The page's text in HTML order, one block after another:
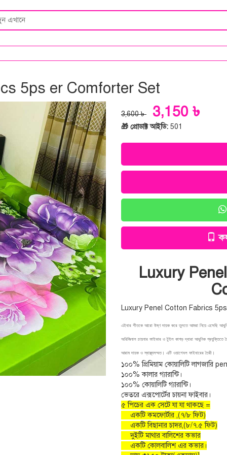
5ps er Comforter Set
3,600 ৳ 3,150 ৳
🎁 প্রোডাক্ট আইডি: 501
Luxury
Luxury Penel Cotton Fabrics
এইবার শীতকে আরো উষ্ণ দায়ক করে তুলতে আমরা নিয়ে এসেছি
অরিজিনাল চায়নার ফাইভার ও টুইল কাপড় দ্বারা আধুনিক প্রযুক্তিতে
আরাম দায়ক ও স্বাস্থ্যসম্মত। এটি ওয়াশেবল ফাইবারের তৈরী।
১০০% প্রিমিয়াম কোয়ালিটি লাগজারি
১০০% কালার গ্যারান্টি।
১০০% কোয়ালিটি গ্যারান্টি।
ভেতরে এক্সপোর্টের চায়না ফাইবার।
৫ পিচের এক সেটে যা যা থাকছে =
একটি কমফোর্টার ,(৭/৮ ফিট)
একটি বিছানার চাদর,(৮/৭.৫ ফিট)
দুইটি মাথার বালিশের কভার
একটি কোলবালিশ এর কভার।